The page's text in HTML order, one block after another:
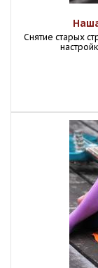
Снятие старых